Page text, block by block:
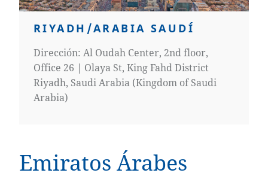
RIYADH/ARABIA SAUDÍ
Dirección: Al Oudah Center, 2nd floor,
Office 26 | Olaya St, King Fahd District
Riyadh, Saudi Arabia (Kingdom of Saudi
Arabia)
Emiratos Árabes